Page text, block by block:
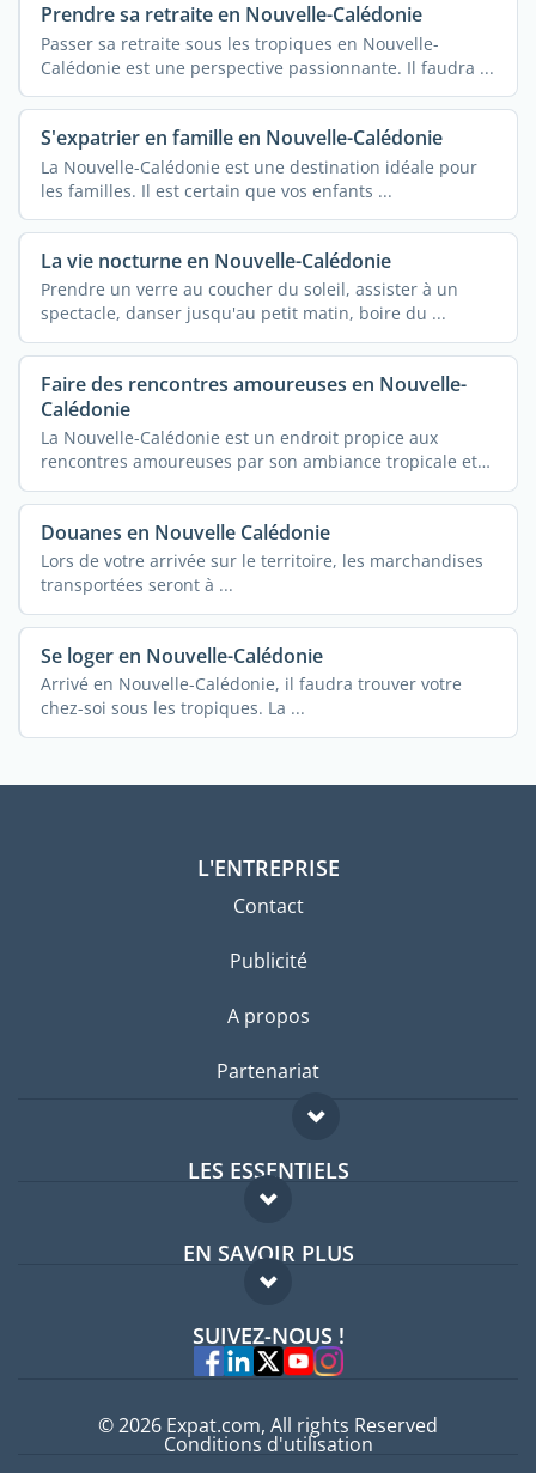
Prendre sa retraite en Nouvelle-Calédonie
Passer sa retraite sous les tropiques en Nouvelle-
Calédonie est une perspective passionnante. Il faudra ...
S'expatrier en famille en Nouvelle-Calédonie
La Nouvelle-Calédonie est une destination idéale pour
les familles. Il est certain que vos enfants ...
La vie nocturne en Nouvelle-Calédonie
Prendre un verre au coucher du soleil, assister à un
spectacle, danser jusqu'au petit matin, boire du ...
Faire des rencontres amoureuses en Nouvelle-
Calédonie
La Nouvelle-Calédonie est un endroit propice aux
rencontres amoureuses par son ambiance tropicale et
ses ...
Douanes en Nouvelle Calédonie
Lors de votre arrivée sur le territoire, les marchandises
transportées seront à ...
Se loger en Nouvelle-Calédonie
Arrivé en Nouvelle-Calédonie, il faudra trouver votre
chez-soi sous les tropiques. La ...
L'ENTREPRISE
Contact
Publicité
A propos
Partenariat
LES ESSENTIELS
Forum expatriés
Guides pays
EN SAVOIR PLUS
FAQ
Experts
SUIVEZ-NOUS !
© 2026 Expat.com, All rights Reserved
Conditions d'utilisation